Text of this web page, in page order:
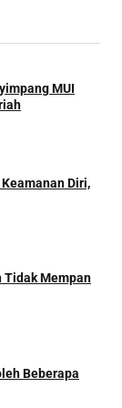
MUI
Diri,
Tidak Mempan
Beberapa